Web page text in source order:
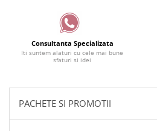
Consultanta Specializata
Iti suntem alaturi cu cele mai bune
sfaturi si idei
PACHETE SI PROMOTII